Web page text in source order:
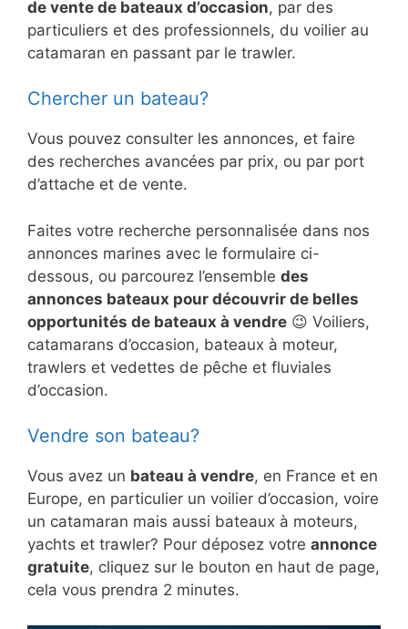
de vente de bateaux d’occasion, par des
particuliers et des professionnels, du voilier au
catamaran en passant par le trawler.
Chercher un bateau?
Vous pouvez consulter les annonces, et faire
des recherches avancées par prix, ou par port
d’attache et de vente.
Faites votre recherche personnalisée dans nos
annonces marines avec le formulaire ci-
dessous, ou parcourez l’ensemble des
annonces bateaux pour découvrir de belles
opportunités de bateaux à vendre 😉 Voiliers,
catamarans d’occasion, bateaux à moteur,
trawlers et vedettes de pêche et fluviales
d’occasion.
Vendre son bateau?
Vous avez un bateau à vendre, en France et en
Europe, en particulier un voilier d’occasion, voire
un catamaran mais aussi bateaux à moteurs,
yachts et trawler? Pour déposez votre annonce
gratuite, cliquez sur le bouton en haut de page,
cela vous prendra 2 minutes.